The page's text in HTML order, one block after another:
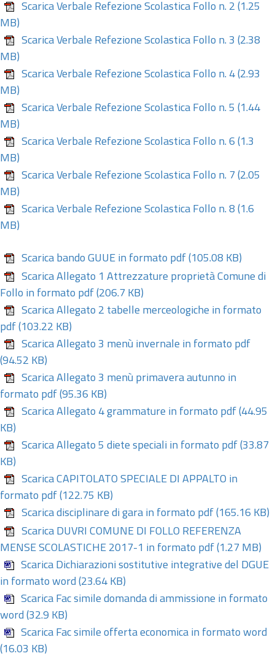
Scarica Verbale Refezione Scolastica Follo n. 2 (1.25
MB)
Scarica Verbale Refezione Scolastica Follo n. 3 (2.38
MB)
Scarica Verbale Refezione Scolastica Follo n. 4 (2.93
MB)
Scarica Verbale Refezione Scolastica Follo n. 5 (1.44
MB)
Scarica Verbale Refezione Scolastica Follo n. 6 (1.3
MB)
Scarica Verbale Refezione Scolastica Follo n. 7 (2.05
MB)
Scarica Verbale Refezione Scolastica Follo n. 8 (1.6
MB)
Scarica bando GUUE in formato pdf (105.08 KB)
Scarica Allegato 1 Attrezzature proprietà Comune di
Follo in formato pdf (206.7 KB)
Scarica Allegato 2 tabelle merceologiche in formato
pdf (103.22 KB)
Scarica Allegato 3 menù invernale in formato pdf
(94.52 KB)
Scarica Allegato 3 menù primavera autunno in
formato pdf (95.36 KB)
Scarica Allegato 4 grammature in formato pdf (44.95
KB)
Scarica Allegato 5 diete speciali in formato pdf (33.87
KB)
Scarica CAPITOLATO SPECIALE DI APPALTO in
formato pdf (122.75 KB)
Scarica disciplinare di gara in formato pdf (165.16 KB)
Scarica DUVRI COMUNE DI FOLLO REFERENZA
MENSE SCOLASTICHE 2017-1 in formato pdf (1.27 MB)
Scarica Dichiarazioni sostitutive integrative del DGUE
in formato word (23.64 KB)
Scarica Fac simile domanda di ammissione in formato
word (32.9 KB)
Scarica Fac simile offerta economica in formato word
(16.03 KB)